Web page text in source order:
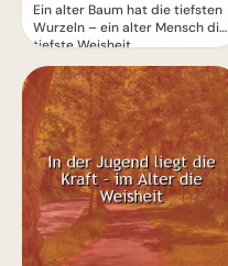
Ein alter Baum hat die tiefsten
Wurzeln – ein alter Mensch die
tiefste Weisheit